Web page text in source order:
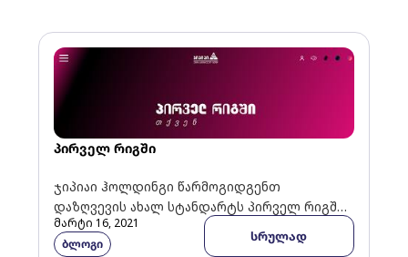
პირველ რიგში
ჯიპიაი ჰოლდინგი წარმოგიდგენთ
დაზღვევის ახალ სტანდარტს პირველ რიგში
ბევრი ვიფიქრეთ თქვენზე და საბოლოოდ
დაზღვევის სრულიად ახალი პირობები
მარტი 16, 2021
ბლოგი
სრულად